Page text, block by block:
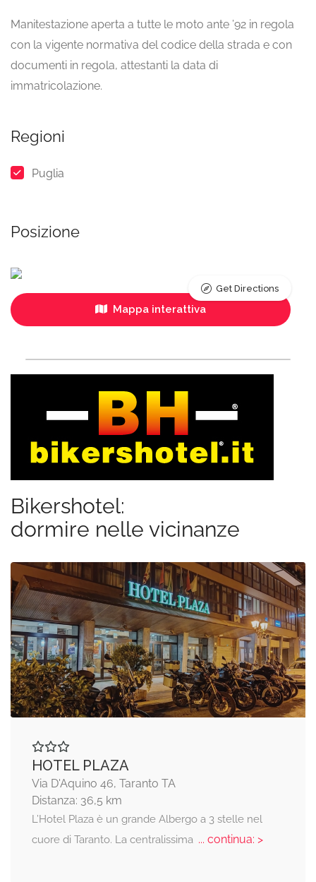
Manitestazione aperta a tutte le moto ante ’92 in regola
con la vigente normativa del codice della strada e con
documenti in regola, attestanti la data di
immatricolazione.
Regioni
Puglia
Posizione
Mappa interattiva
Get Directions
Bikershotel:
dormire nelle vicinanze
HOTEL PLAZA
Via D'Aquino 46, Taranto TA
Distanza: 36,5 km
L’Hotel Plaza è un grande Albergo a 3 stelle nel
cuore di Taranto. La centralissima... continua: >